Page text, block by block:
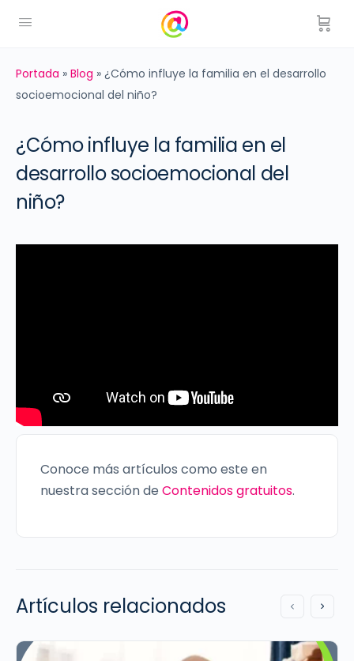
Portada » Blog » ¿Cómo influye la familia en el desarrollo
socioemocional del niño?
¿Cómo influye la familia en el
desarrollo socioemocional del
niño?
Conoce más artículos como este en
nuestra sección de Contenidos gratuitos.
Artículos relacionados